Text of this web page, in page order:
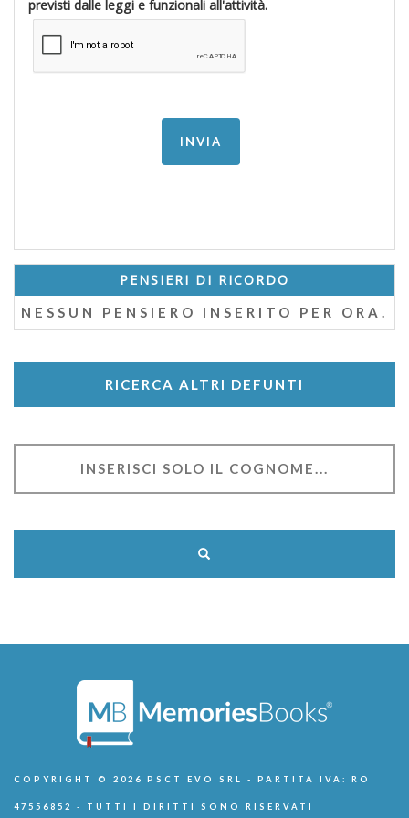
previsti dalle leggi e funzionali all'attività.
PENSIERI DI RICORDO
NESSUN PENSIERO INSERITO PER ORA.
RICERCA ALTRI DEFUNTI
COPYRIGHT © 2026 PSCT EVO SRL - PARTITA IVA: RO
47556852 - TUTTI I DIRITTI SONO RISERVATI